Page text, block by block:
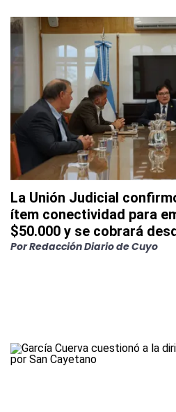
La Unión Judicial
ítem conectividad para
$50.000 y se cobrará
PorRedacción Diario de Cuyo